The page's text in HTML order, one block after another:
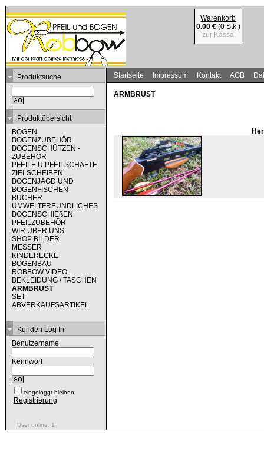
Warenkorb
0.00 € (0 Stk.)
zur Kassa
Produktsuche
Produktübersicht
BÖGEN
BOGENZUBEHÖR
BOGENSCHÜTZEN -
ZUBEHÖR
PFEILE U PFEILSCHÄFTE
ZIELSCHEIBEN
BOGENJAGD UND
BOGENFISCHEN
BÜCHER
UMWELTFREUNDLICHES
BOGENSCHIEßEN
PFEILZUBEHÖR
WIR ÜBER UNS
SHOP BILDER
MESSER
KINDERECKE
BOGENBAU
ROBBOW VIDEO
BEKLEIDUNG / TASCHEN
ARMBRUST
SET
ABVERKAUFSARTIKEL
Kunden Log In
Benutzername
Kennwort
eingeloggt bleiben
Registrierung
User online: 1
Startseite Impressum Kontakt AGB
ARMBRUST